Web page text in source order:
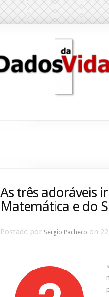
As três adoráveis
Matemática e do
Postado por Sergio Pacheco on